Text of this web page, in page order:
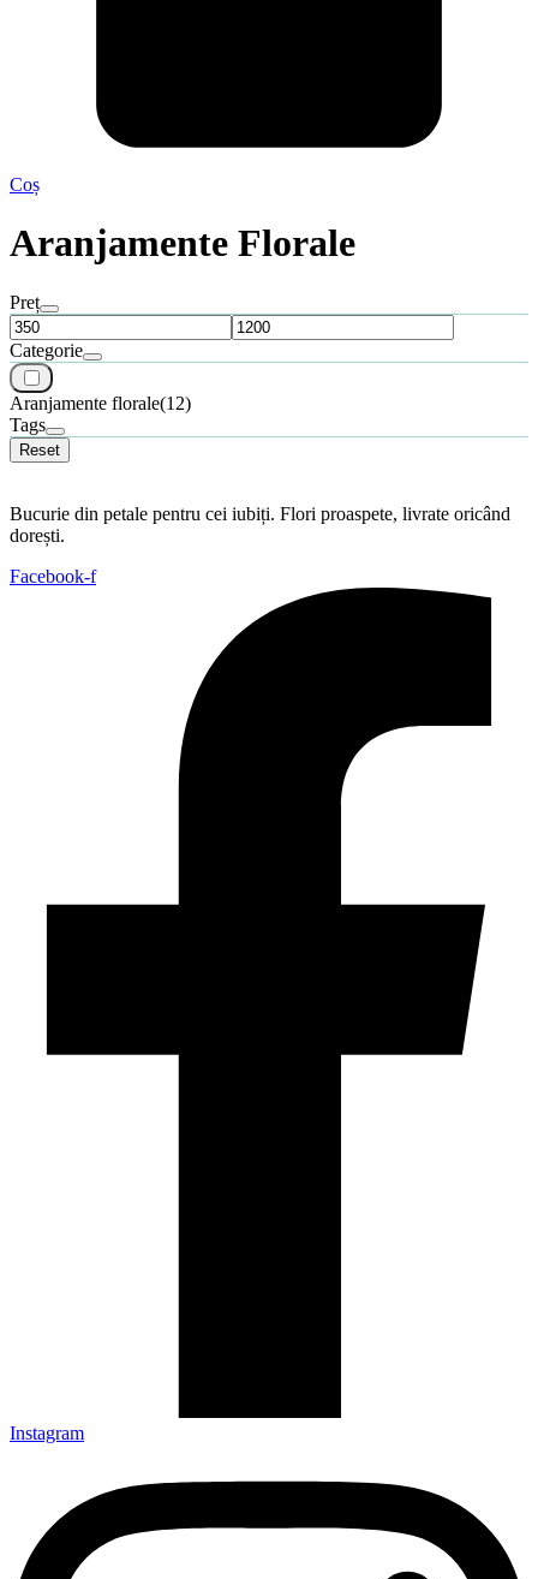
Coș
Aranjamente Florale
Preț
Categorie
Aranjamente florale(12)
Tags
Reset
Bucurie din petale pentru cei iubiți. Flori proaspete, livrate oricând
dorești.
Facebook-f
Instagram